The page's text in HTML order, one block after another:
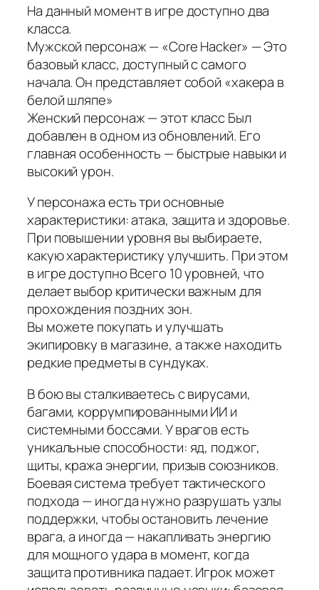
На данный момент в игре доступно два
класса.
Мужской персонаж — «Core Hacker» — Это
базовый класс, доступный с самого
начала. Он представляет собой «хакера в
белой шляпе»
Женский персонаж — этот класс Был
добавлен в одном из обновлений. Его
главная особенность — быстрые навыки и
высокий урон.
У персонажа есть три основные
характеристики: атака, защита и здоровье.
При повышении уровня вы выбираете,
какую характеристику улучшить. При этом
в игре доступно Всего 10 уровней, что
делает выбор критически важным для
прохождения поздних зон.
Вы можете покупать и улучшать
экипировку в магазине, а также находить
редкие предметы в сундуках.
В бою вы сталкиваетесь с вирусами,
багами, коррумпированными ИИ и
системными боссами. У врагов есть
уникальные способности: яд, поджог,
щиты, кража энергии, призыв союзников.
Боевая система требует тактического
подхода — иногда нужно разрушать узлы
поддержки, чтобы остановить лечение
врага, а иногда — накапливать энергию
для мощного удара в момент, когда
защита противника падает. Игрок может